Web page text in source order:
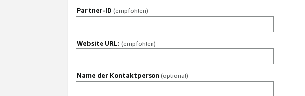
Partner-ID (empfohlen)
Website URL: (empfohlen)
Name der Kontaktperson (optional)